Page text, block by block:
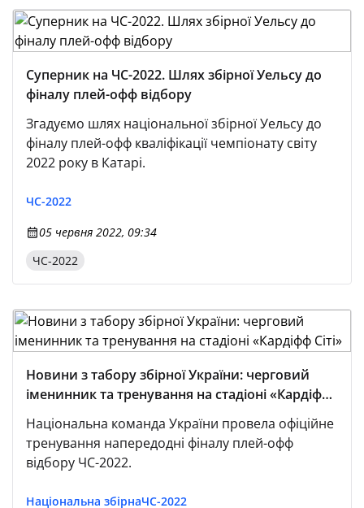
Суперник на ЧС-2022. Шлях збірної Уельсу до
фіналу плей-офф відбору
Згадуємо шлях національної збірної Уельсу до
фіналу плей-офф кваліфікації чемпіонату світу
2022 року в Катарі.
ЧС-2022
05 червня 2022, 09:34
ЧС-2022
Новини з табору збірної України: черговий
іменинник та тренування на стадіоні «Кардіфф
Сіті»
Національна команда України провела офіційне
тренування напередодні фіналу плей-офф
відбору ЧС-2022.
Національна збірнаЧС-2022